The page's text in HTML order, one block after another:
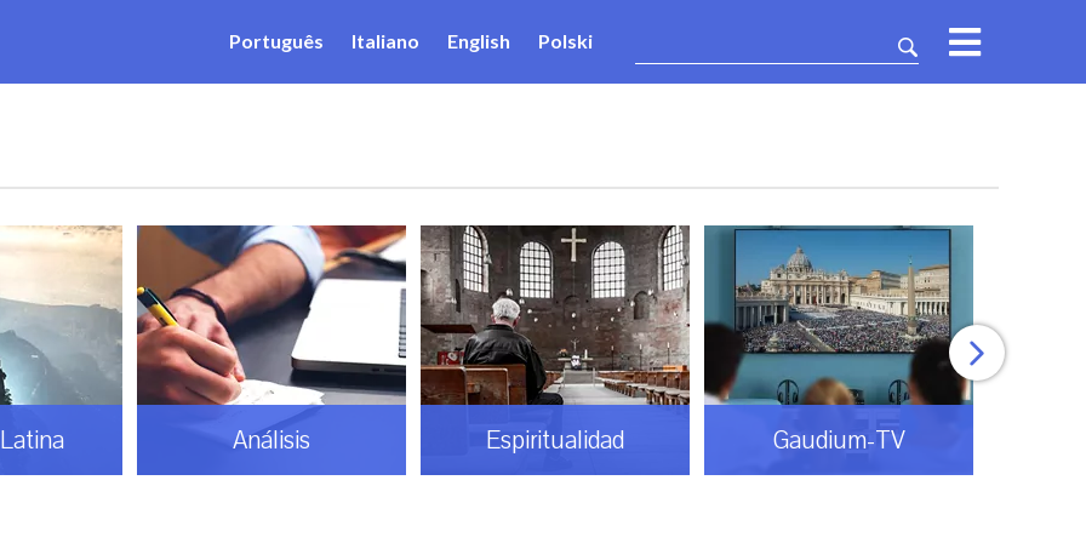
Português Italiano English Polski
Análisis Espiritualidad Gaudium-TV